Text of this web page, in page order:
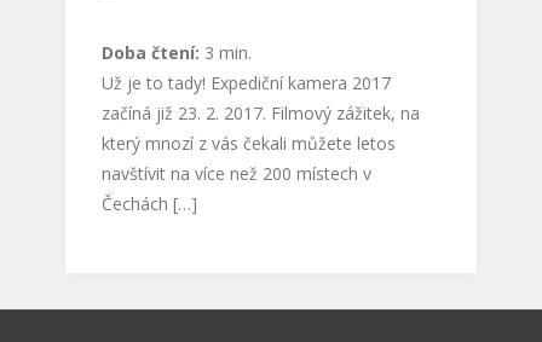
Doba čtení: 3 min.
Už je to tady! Expediční kamera 2017
začíná již 23. 2. 2017. Filmový zážitek, na
který mnozí z vás čekali můžete letos
navštívit na více než 200 místech v
Čechách […]